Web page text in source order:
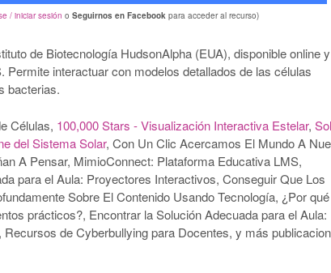
/ iniciar sesión o Seguirnos en Facebookpara acceder al recurso)
de Biotecnología HudsonAlpha (EUA), disponible online y
Permite interactuar con modelos detallados de las células
bacterias.
Células, 100,000 Stars - Visualización Interactiva Estelar,
del Sistema Solar, Con Un Clic Acercamos El Mundo A
A Pensar, MimioConnect: Plataforma Educativa LMS,
para el Aula: Proyectores Interactivos, Conseguir Que Los
Sobre El Contenido Usando Tecnología, ¿Por qué
prácticos?, Encontrar la Solución Adecuada para el Aula:
de Cyberbullying para Docentes, y más